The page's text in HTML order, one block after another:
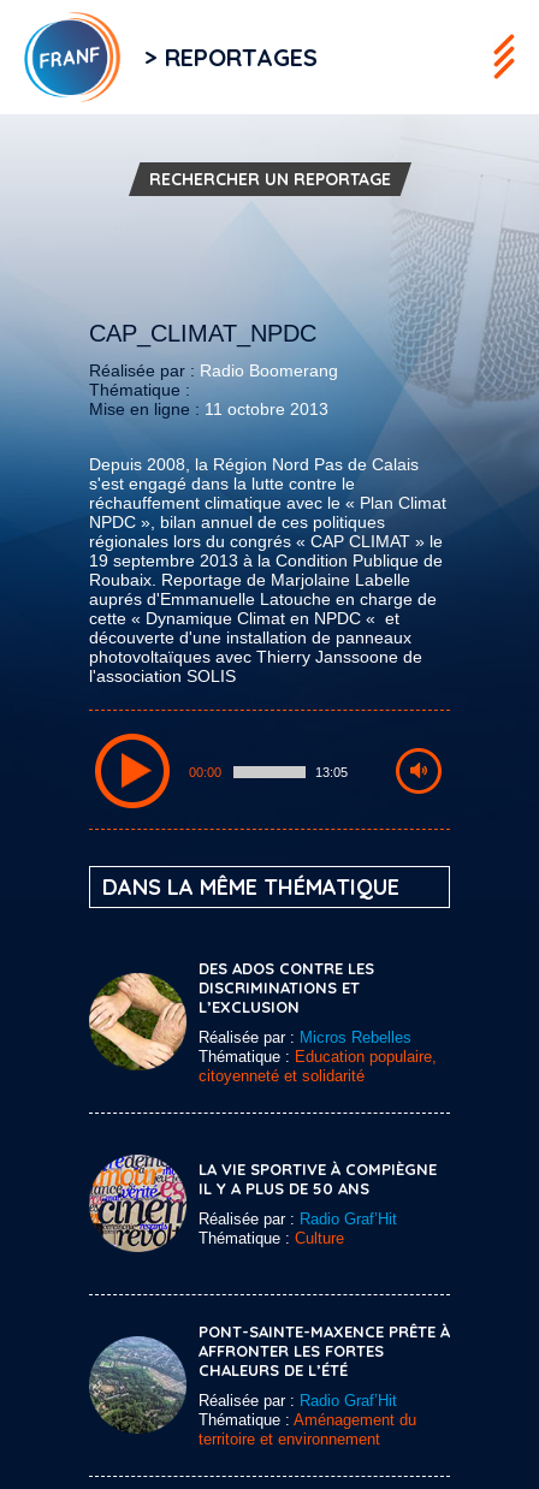
> REPORTAGES
RECHERCHER UN REPORTAGE
CAP_CLIMAT_NPDC
Réalisée par : Radio Boomerang
Thématique :
Mise en ligne : 11 octobre 2013
Depuis 2008, la Région Nord Pas de Calais
s'est engagé dans la lutte contre le
réchauffement climatique avec le « Plan Climat
NPDC », bilan annuel de ces politiques
régionales lors du congrés « CAP CLIMAT » le
19 septembre 2013 à la Condition Publique de
Roubaix. Reportage de Marjolaine Labelle
auprés d'Emmanuelle Latouche en charge de
cette « Dynamique Climat en NPDC « et
découverte d'une installation de panneaux
photovoltaïques avec Thierry Janssoone de
l'association SOLIS
00:00 13:05
DANS LA MÊME THÉMATIQUE
DES ADOS CONTRE LES
DISCRIMINATIONS ET
L’EXCLUSION
Réalisée par : Micros Rebelles
Thématique : Education populaire,
citoyenneté et solidarité
LA VIE SPORTIVE À COMPIÈGNE
IL Y A PLUS DE 50 ANS
Réalisée par : Radio Graf’Hit
Thématique : Culture
PONT-SAINTE-MAXENCE PRÊTE À
AFFRONTER LES FORTES
CHALEURS DE L’ÉTÉ
Réalisée par : Radio Graf’Hit
Thématique : Aménagement du
territoire et environnement